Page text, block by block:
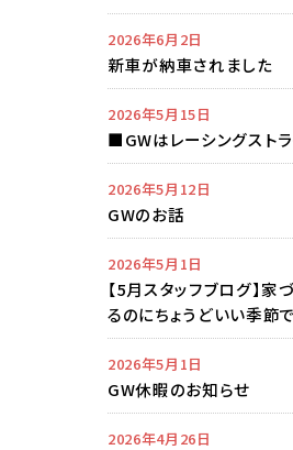
2026年6月2日
新車が納車されました
2026年5月15日
■GWはレーシングスト
2026年5月12日
GWのお話
2026年5月1日
【5月スタッフブログ】家
るのにちょうどいい季節
2026年5月1日
GW休暇のお知らせ
2026年4月26日